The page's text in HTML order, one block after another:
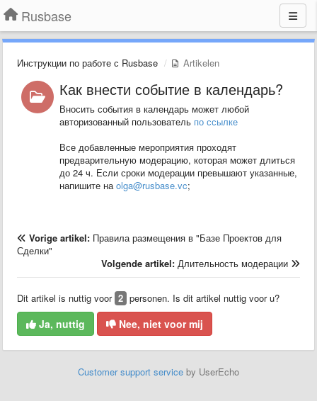
Rusbase
Инструкции по работе с Rusbase Artikelen
Как внести событие в календарь?
Вносить события в календарь может любой
авторизованный пользователь по ссылке
Все добавленные мероприятия проходят
предварительную модерацию, которая может длиться
до 24 ч. Если сроки модерации превышают указанные,
напишите наolga@rusbase.vc;
Vorige artikel: Правила размещения в "Базе Проектов для
Сделки"
Volgende artikel: Длительность модерации
Dit artikel is nuttig voor 2 personen. Is dit artikel nuttig voor u?
Ja, nuttig Nee, niet voor mij
Customer support service by UserEcho